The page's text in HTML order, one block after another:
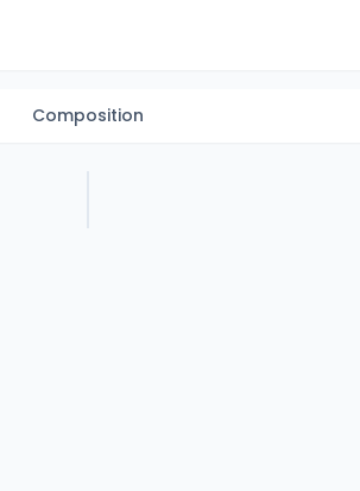
Composition